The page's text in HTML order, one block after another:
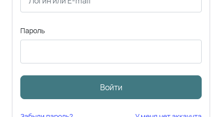
Пароль
Войти